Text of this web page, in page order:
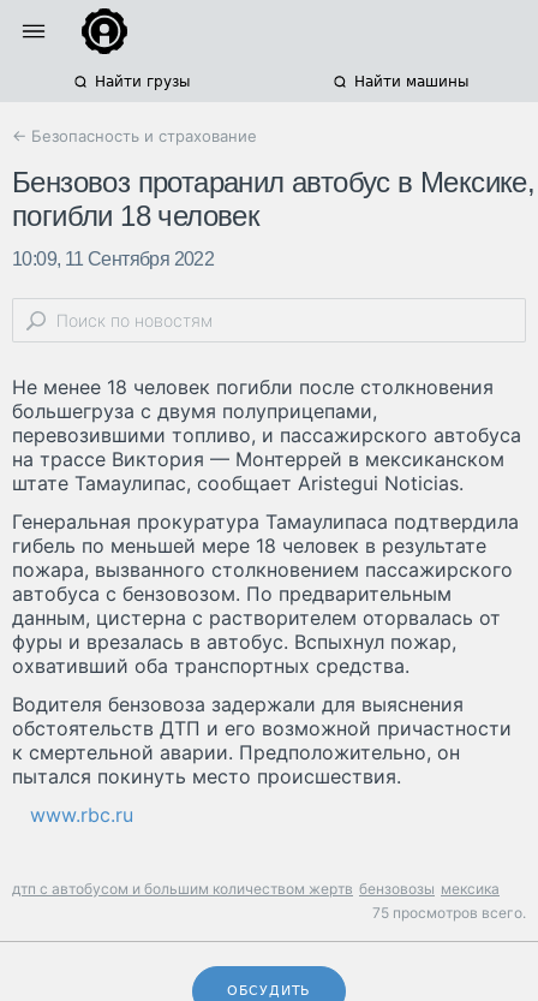
Найти грузы Найти машины
← Безопасность и страхование
Бензовоз протаранил автобус в Мексике,
погибли 18 человек
10:09, 11 Сентября 2022
Не менее 18 человек погибли после столкновения
большегруза с двумя полуприцепами,
перевозившими топливо, и пассажирского автобуса
на трассе Виктория — Монтеррей в мексиканском
штате Тамаулипас, сообщает Aristegui Noticias.
Генеральная прокуратура Тамаулипаса подтвердила
гибель по меньшей мере 18 человек в результате
пожара, вызванного столкновением пассажирского
автобуса с бензовозом. По предварительным
данным, цистерна с растворителем оторвалась от
фуры и врезалась в автобус. Вспыхнул пожар,
охвативший оба транспортных средства.
Водителя бензовоза задержали для выяснения
обстоятельств ДТП и его возможной причастности
к смертельной аварии. Предположительно, он
пытался покинуть место происшествия.
www.rbc.ru
дтп с автобусом и большим количеством жертв бензовозы мексика
75 просмотров всего.
ОБСУДИТЬ